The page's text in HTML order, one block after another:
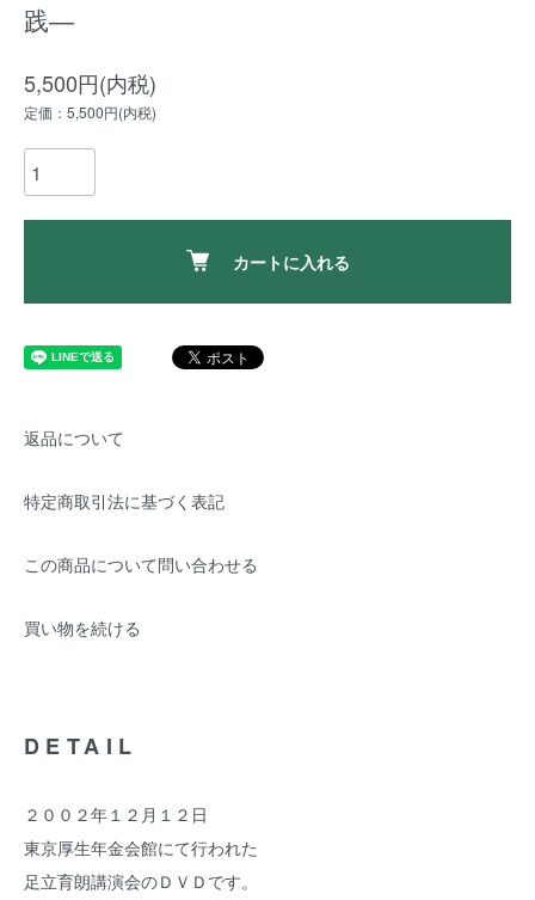
践―
5,500円(内税)
定価：5,500円(内税)
カートに入れる
返品について
特定商取引法に基づく表記
この商品について問い合わせる
買い物を続ける
DETAIL
２００２年１２月１２日
東京厚生年金会館にて行われた
足立育朗講演会のＤＶＤです。